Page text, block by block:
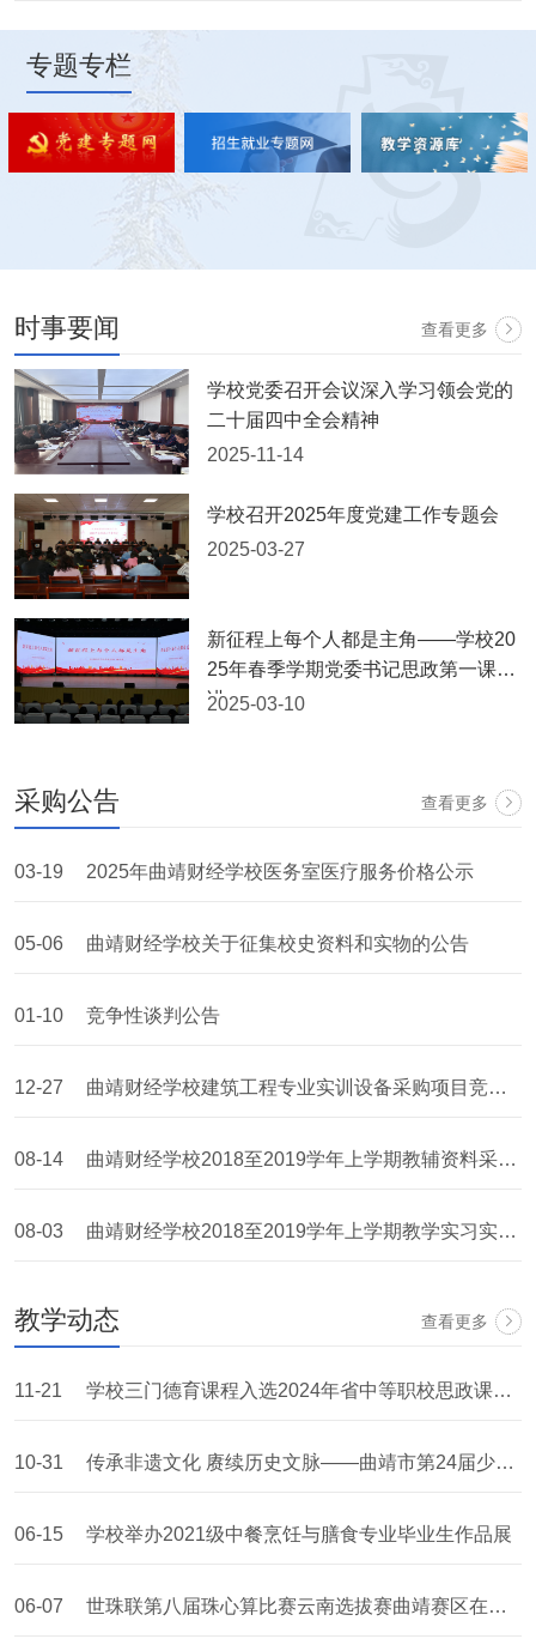
专题专栏
时事要闻 查看更多
学校党委召开会议深入学习领会党的
二十届四中全会精神
2025-11-14
学校召开2025年度党建工作专题会
2025-03-27
新征程上每个人都是主角——学校20
25年春季学期党委书记思政第一课开
讲
2025-03-10
采购公告 查看更多
03-19 2025年曲靖财经学校医务室医疗服务价格公示
05-06 曲靖财经学校关于征集校史资料和实物的公告
01-10 竞争性谈判公告
12-27 曲靖财经学校建筑工程专业实训设备采购项目竞争性谈判公告
08-14 曲靖财经学校2018至2019学年上学期教辅资料采购项目竞争性谈判公告
08-03 曲靖财经学校2018至2019学年上学期教学实习实训材料采购项目
教学动态 查看更多
11-21 学校三门德育课程入选2024年省中等职校思政课示范课堂
10-31 传承非遗文化 赓续历史文脉——曲靖市第24届少儿珠心算比赛圆满举办
06-15 学校举办2021级中餐烹饪与膳食专业毕业生作品展
06-07 世珠联第八届珠心算比赛云南选拔赛曲靖赛区在曲靖财经学校开赛